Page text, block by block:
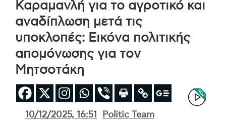
Καραμανλή για το αγροτικό και
αναδίπλωση μετά τις
υποκλοπές: Εικόνα πολιτικής
απομόνωσης για τον
Μητσοτάκη
10/12/2025, 16:51 Politic Team